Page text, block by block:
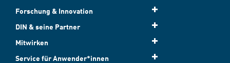
Forschung & Innovation
DIN & seine Partner
Mitwirken
Service für Anwender*innen